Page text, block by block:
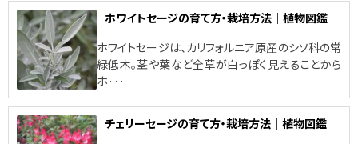
ホワイトセージの育て方・栽培方法｜植物図鑑
ホワイトセージは、カリフォルニア原産のシソ科の常
緑低木。茎や葉など全草が白っぽく見えることから
ホ···
チェリーセージの育て方・栽培方法｜植物図鑑